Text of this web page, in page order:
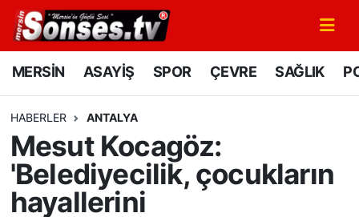
MERSİN ASAYİŞ SPOR ÇEVRE SAĞLIK
HABERLER ANTALYA
Mesut Kocagöz:
'Belediyecilik, çocukların
hayallerini
MERSİN
SPOR
GÜNÜN MANŞETİ
Mersin Nöbetçi Eczaneler
Mersin Namaz Vakitleri
Mersin Trafik Yoğunluk Haritası